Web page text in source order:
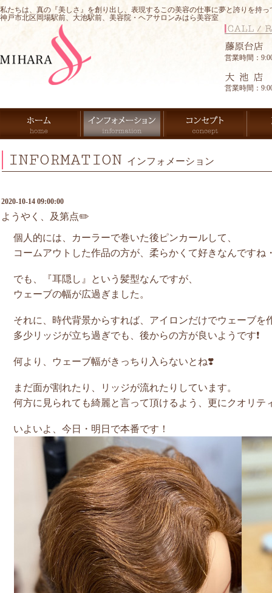
私たちは、真の『美しさ』を創り出し、表現するこの美容の仕事に夢と誇りを持
神戸市北区岡場駅前、大池駅前、美容院・ヘアサロンみはら美容室
営業時間：
営業時間：
INFORMATION インフォメーション
2020-10-14 09:00:00
ようやく、及第点✏️
個人的には、カーラーで巻いた後ピンカールして、
コームアウトした作品の方が、柔らかくて好きなんですね
でも、『耳隠し』という髪型なんですが、
ウェーブの幅が広過ぎました。
それに、時代背景からすれば、アイロンだけでウェーブを
多少リッジが立ち過ぎでも、後からの方が良いようです❗️
何より、ウェーブ幅がきっちり入らないとね❣️
まだ面が割れたり、リッジが流れたりしています。
何方に見られても綺麗と言って頂けるよう、更にクオリテ
いよいよ、今日・明日で本番です！